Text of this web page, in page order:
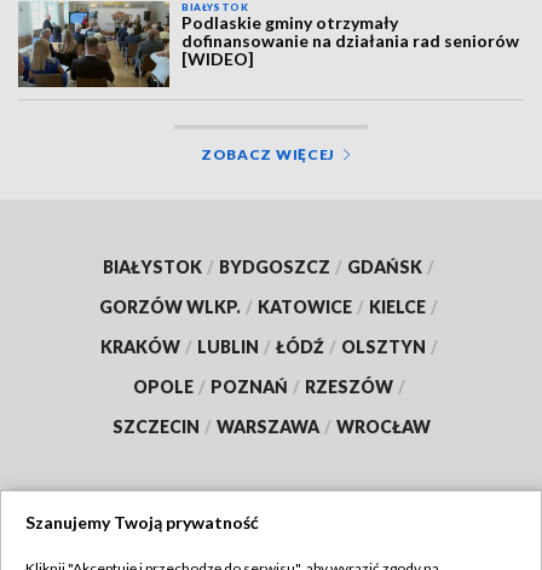
BIAŁYSTOK
Podlaskie gminy otrzymały
dofinansowanie na działania rad seniorów
[WIDEO]
ZOBACZ WIĘCEJ
BIAŁYSTOK / BYDGOSZCZ / GDAŃSK /
GORZÓW WLKP. / KATOWICE / KIELCE /
KRAKÓW / LUBLIN / ŁÓDŹ / OLSZTYN /
OPOLE / POZNAŃ / RZESZÓW /
SZCZECIN / WARSZAWA / WROCŁAW
Szanujemy Twoją prywatność